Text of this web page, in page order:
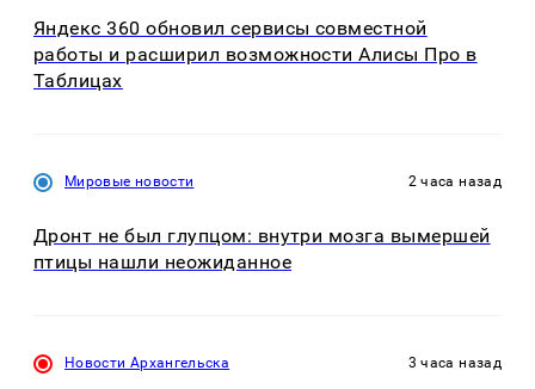
Яндекс 360 обновил сервисы совместной
работы и расширил возможности Алисы Про в
Таблицах
Мировые новости 2 часа назад
Дронт не был глупцом: внутри мозга вымершей
птицы нашли неожиданное
Новости Архангельска 3 часа назад